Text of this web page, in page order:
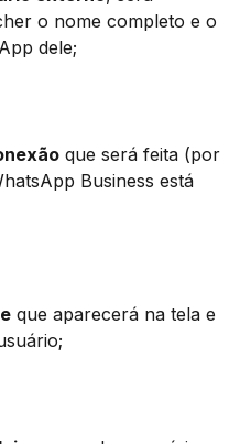
o nome completo e o
dele;
que será feita (por
Business está
que aparecerá na tela e